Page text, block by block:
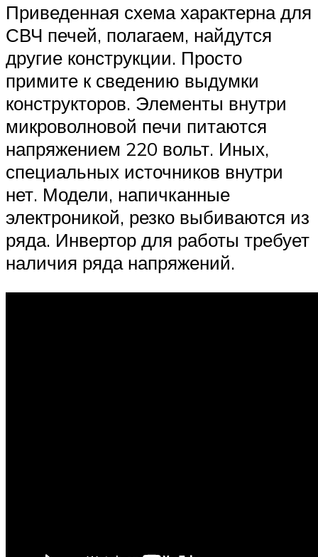
Приведенная схема характерна для
СВЧ печей, полагаем, найдутся
другие конструкции. Просто
примите к сведению выдумки
конструкторов. Элементы внутри
микроволновой печи питаются
напряжением 220 вольт. Иных,
специальных источников внутри
нет. Модели, напичканные
электроникой, резко выбиваются из
ряда. Инвертор для работы требует
наличия ряда напряжений.